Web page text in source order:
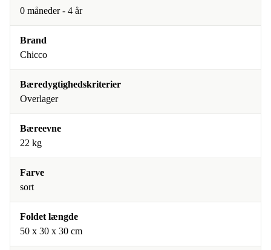
0 måneder - 4 år
Brand
Chicco
Bæredygtighedskriterier
Overlager
Bæreevne
22 kg
Farve
sort
Foldet længde
50 x 30 x 30 cm